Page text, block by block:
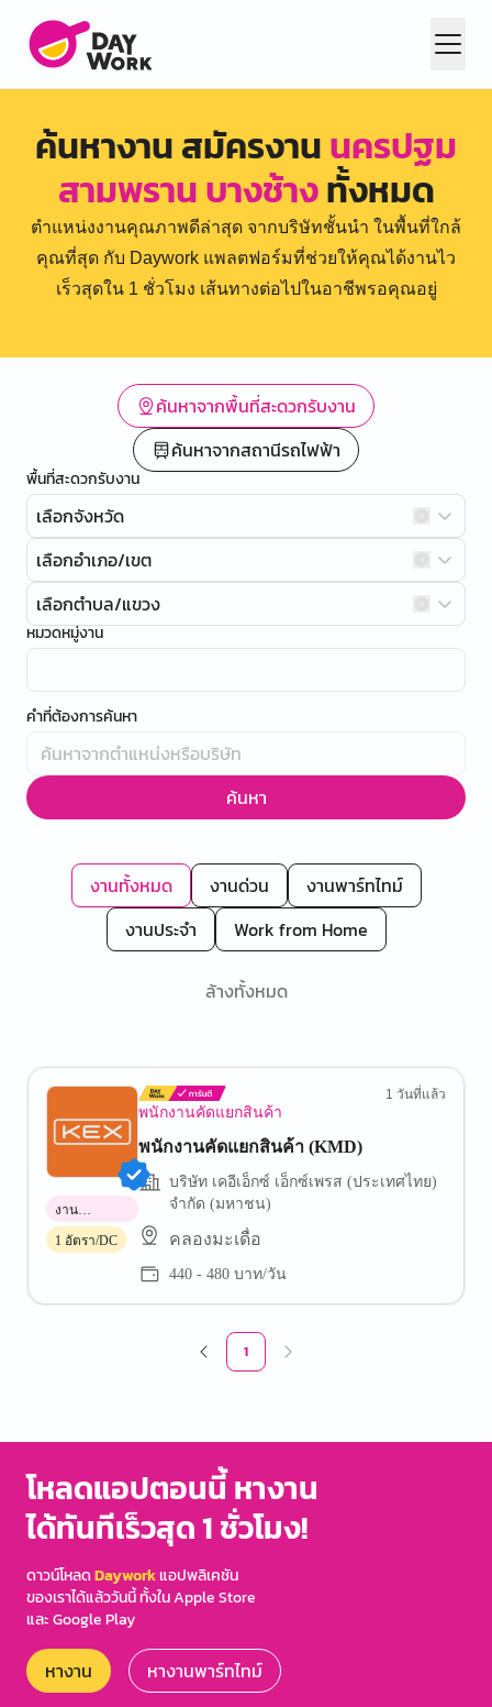
ค้นหางาน สมัครงานนครปฐม
สามพราน บางช้างทั้งหมด
ตำแหน่งงานคุณภาพดีล่าสุด จากบริษัทชั้นนำ ในพื้นที่ใกล้
คุณที่สุด กับ Daywork แพลตฟอร์มที่ช่วยให้คุณได้งานไว
เร็วสุดใน 1 ชั่วโมง เส้นทางต่อไปในอาชีพรอคุณอยู่
ค้นหาจากพื้นที่สะดวกรับงาน
ค้นหาจากสถานีรถไฟฟ้า
พื้นที่สะดวกรับงาน
เลือกจังหวัด
เลือกอำเภอ/เขต
เลือกตำบล/แขวง
หมวดหมู่งาน
คำที่ต้องการค้นหา
ค้นหา
งานทั้งหมด งานด่วน
งานพาร์ทไทม์
งานประจำ
Work from Home
ล้างทั้งหมด
พนักงานคัดแยกสินค้า
1 วันที่แล้ว
พนักงานคัดแยกสินค้า (KMD)
บริษัท เคอีเอ็กซ์ เอ็กซ์เพรส (ประเทศไทย)
จำกัด (มหาชน)
คลองมะเดื่อ
440 - 480 บาท/วัน
งาน
พาร์ทไทม์
1 อัตรา/DC
1
โหลดแอปตอนนี้ หางาน
ได้ทันทีเร็วสุด 1 ชั่วโมง!
ดาวน์โหลดDayworkแอปพลิเคชัน
ของเราได้แล้ววันนี้ ทั้งใน Apple Store
และ Google Play
หางาน หางานพาร์ทไทม์